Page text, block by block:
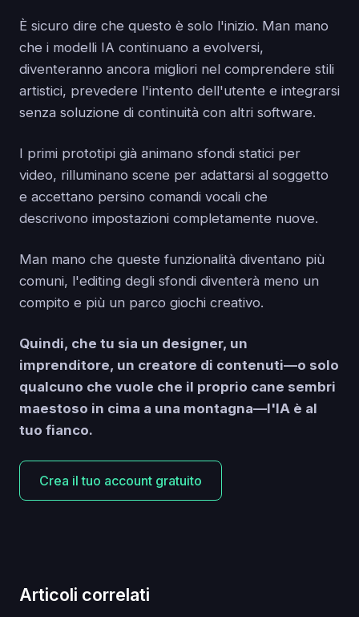
È sicuro dire che questo è solo l'inizio. Man mano
che i modelli IA continuano a evolversi,
diventeranno ancora migliori nel comprendere stili
artistici, prevedere l'intento dell'utente e integrarsi
senza soluzione di continuità con altri software.
I primi prototipi già animano sfondi statici per
video, rilluminano scene per adattarsi al soggetto
e accettano persino comandi vocali che
descrivono impostazioni completamente nuove.
Man mano che queste funzionalità diventano più
comuni, l'editing degli sfondi diventerà meno un
compito e più un parco giochi creativo.
Quindi, che tu sia un designer, un
imprenditore, un creatore di contenuti—o solo
qualcuno che vuole che il proprio cane sembri
maestoso in cima a una montagna—l'IA è al
tuo fianco.
Crea il tuo account gratuito
Articoli correlati